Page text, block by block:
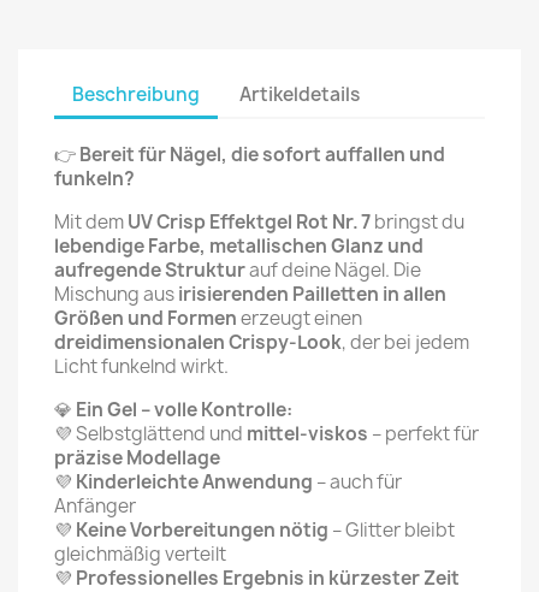
Beschreibung Artikeldetails
👉Bereit für Nägel, die sofort auffallen und
funkeln?
Mit demUV Crisp Effektgel Rot Nr. 7bringst du
lebendige Farbe, metallischen Glanz und
aufregende Strukturauf deine Nägel. Die
Mischung ausirisierenden Pailletten in allen
Größen und Formenerzeugt einen
dreidimensionalen Crispy-Look, der bei jedem
Licht funkelnd wirkt.
💎 Ein Gel – volle Kontrolle:
💜 Selbstglättend und mittel-viskos – perfekt für
präzise Modellage
💜 Kinderleichte Anwendung – auch für
Anfänger
💜 Keine Vorbereitungen nötig – Glitter bleibt
gleichmäßig verteilt
💜 Professionelles Ergebnis in kürzester Zeit